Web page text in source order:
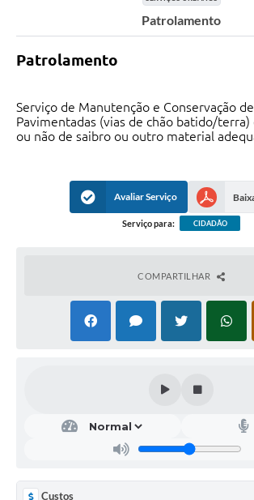
Patrolamento
Patrolamento
Serviço de Manutenção e Conservação
Pavimentadas (vias de chão batido/terra)
ou não de saibro ou outro material
Avaliar Serviço
Serviço para: CIDADÃO
COMPARTILHAR
Custos